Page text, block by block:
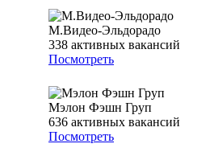
М.Видео-Эльдорадо
338 активных вакансий
Посмотреть
Мэлон Фэшн Груп
636 активных вакансий
Посмотреть